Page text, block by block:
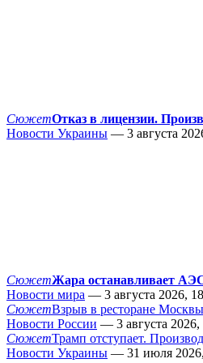
СюжетОтказ в лицензии.
Новости Украины — 3 августа
СюжетЖара останавливает
Новости мира — 3 августа 2026,
СюжетВзрыв в ресторане
Новости России — 3 августа 2026,
СюжетТрамп отступает.
Новости Украины — 31 июля